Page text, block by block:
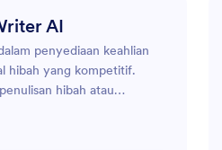
AI
penyediaan keahlian
hibah yang kompetitif.
hibah atau